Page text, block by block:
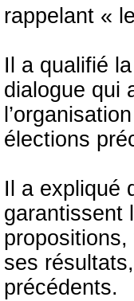
rappelant «
Il a qualifié
dialogue qui
élections
Il a expliqué
garantissent
ses
précédents.